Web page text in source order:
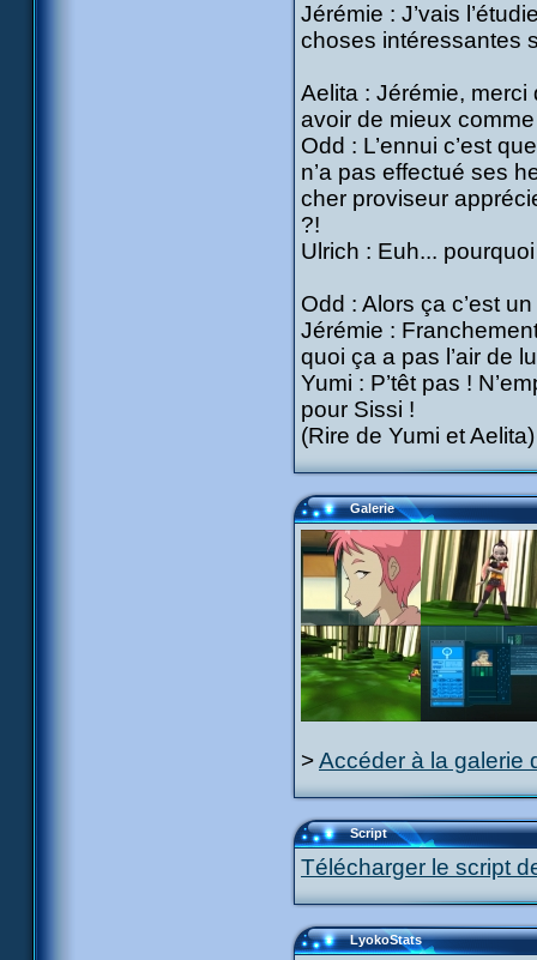
Jérémie : J’vais
choses intéressantes
Aelita : Jérémie, merci
avoir de mieux
Odd : L’ennui c’est
n’a pas effectué ses
cher proviseur
?!
Ulrich : Euh...
Odd : Alors ça c’est
Jérémie :
quoi ça a pas l’air de
Yumi : P’têt pas !
pour Sissi !
(Rire de Yumi et Aelita)
Galerie
>Accéder à la galerie
Script
Télécharger le script
LyokoStats